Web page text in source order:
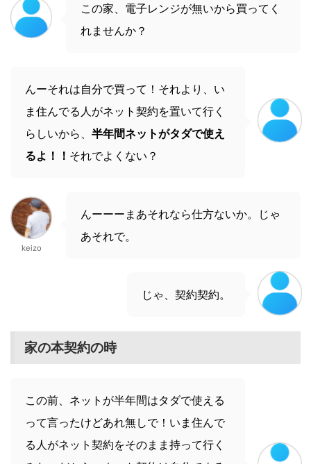
この家、電子レンジが無いから買ってく
れませんか？
んーそれは自分で買って！それより、い
ま住んでる人がネット契約を置いて行く
らしいから、 半年間ネットがタダで使え
るよ！！ それでよくない？
keizo
んーーーまあそれなら仕方ないか。じゃ
あそれで。
じゃ、契約契約。
家の本契約の時
この前、ネットが半年間はタダで使える
って言ったけどあれ無しで！いま住んで
る人がネット契約をそのまま持って行く